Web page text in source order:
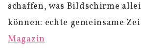
schaffen, was Bildschirme
können: echte gemeinsame
Magazin